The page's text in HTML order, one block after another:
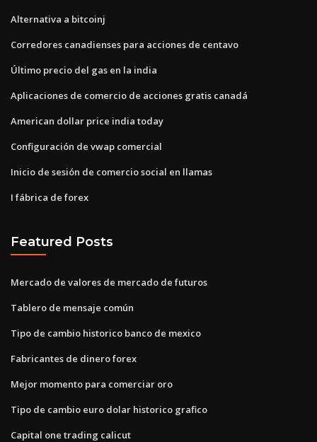
Alternativa a bitcoinj
Corredores canadienses para acciones de centavo
Último precio del gas en la india
Aplicaciones de comercio de acciones gratis canadá
American dollar price india today
Configuración de vwap comercial
Inicio de sesión de comercio social en llamas
I fábrica de forex
Featured Posts
Mercado de valores de mercado de futuros
Tablero de mensaje común
Tipo de cambio historico banco de mexico
Fabricantes de dinero forex
Mejor momento para comerciar oro
Tipo de cambio euro dolar historico grafico
Capital one trading calicut